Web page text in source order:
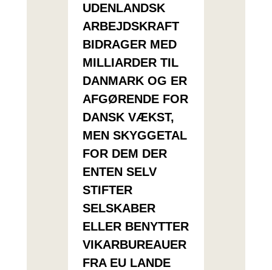
UDENLANDSK
ARBEJDSKRAFT
BIDRAGER MED
MILLIARDER TIL
DANMARK OG ER
AFGØRENDE FOR
DANSK VÆKST,
MEN SKYGGETAL
FOR DEM DER
ENTEN SELV
STIFTER
SELSKABER
ELLER BENYTTER
VIKARBUREAUER
FRA EU LANDE